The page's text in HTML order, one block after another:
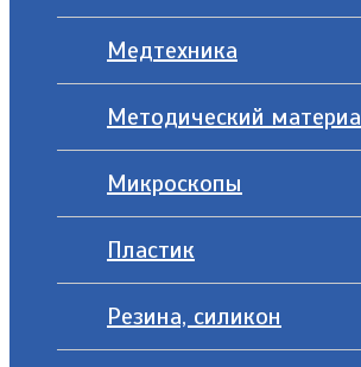
Медтехника
Методический
Микроскопы
Пластик
Резина, силикон